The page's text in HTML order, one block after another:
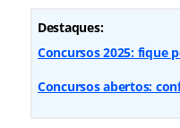
Destaques:
Concursos 2025: fique
Concursos abertos: